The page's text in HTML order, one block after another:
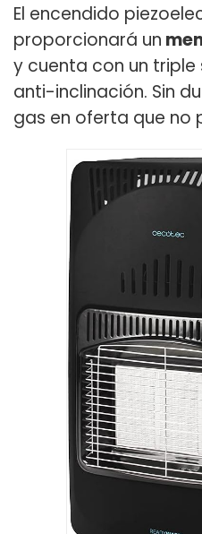
El encendido
proporcionará un
y cuenta con un
anti-inclinación. Sin
gas en oferta que no